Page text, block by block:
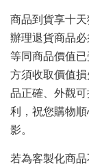
商品到貨享十
辦理退貨商品
等同商品價值
方須收取價值
品正確、外觀
利，祝您購物
影。
若為客製化商